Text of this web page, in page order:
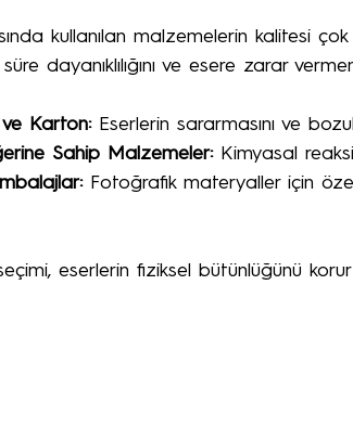
kullanılan malzemelerin kalitesi
dayanıklılığını ve esere zarar
Karton: Eserlerin sararmasını ve
Sahip Malzemeler: Kimyasal
Fotoğrafik materyaller için
eserlerin fiziksel bütünlüğünü korur